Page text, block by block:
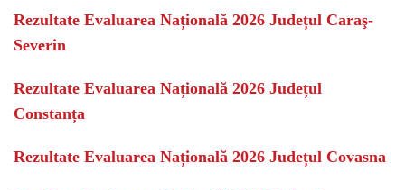
Rezultate Evaluarea Națională 2026 Județul Caraş-
Severin
Rezultate Evaluarea Națională 2026 Județul
Constanța
Rezultate Evaluarea Națională 2026 Județul Covasna